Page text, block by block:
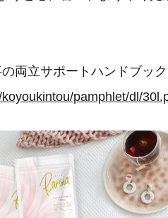
両立サポートハンドブック
pamphlet/dl/